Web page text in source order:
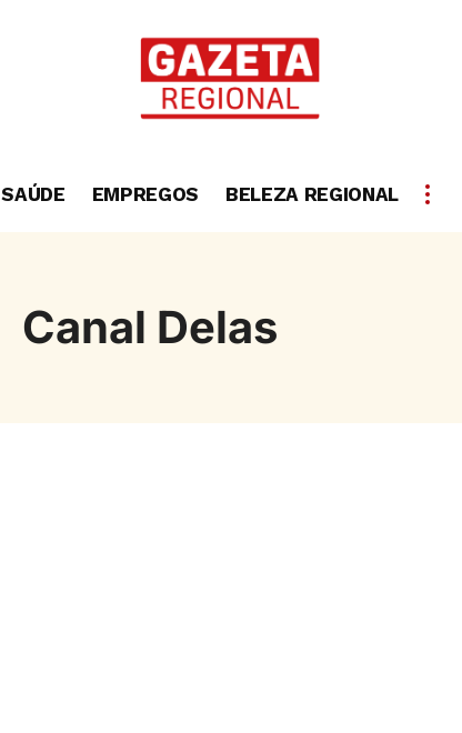
SAÚDE EMPREGOS BELEZA REGIONAL
Canal Delas